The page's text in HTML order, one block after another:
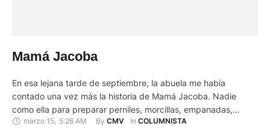
Mamá Jacoba
En esa lejana tarde de septiembre, la abuela me había
contado una vez más la historia de Mamá Jacoba. Nadie
como ella para preparar perniles, morcillas, empanadas,
amasijos, mistelas y una infinidad de dulces, pero era distinta
marzo 15 5:26 AM By CMV In COLUMNISTA